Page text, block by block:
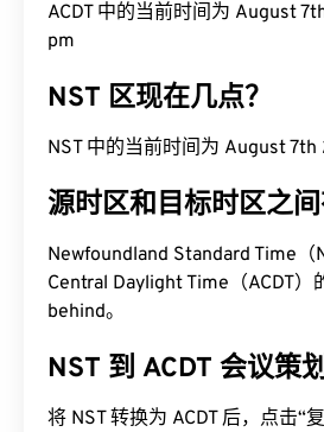
ACDT 中的当前时间为 August
pm
NST 区现在几点？
NST 中的当前时间为 August
源时区和目标时区之间
Newfoundland Standard Time（
Central Daylight Time（ACDT）
behind。
NST 到 ACDT 会议策
将 NST 转换为 ACDT 后，点击“